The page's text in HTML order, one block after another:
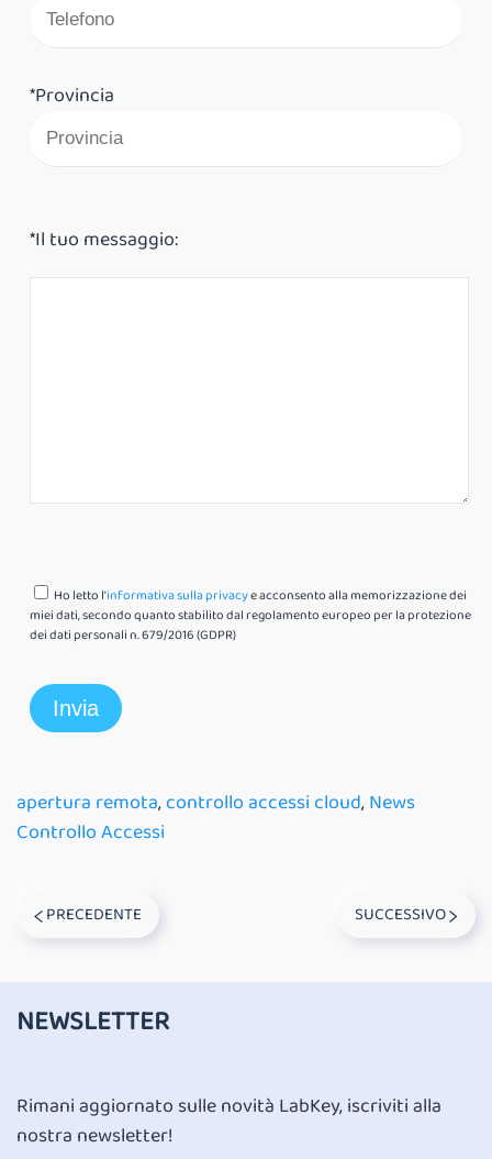
*Provincia
*Il tuo messaggio:
Ho letto l'informativa sulla privacye acconsento alla memorizzazione dei
miei dati, secondo quanto stabilito dal regolamento europeo per la protezione
dei dati personali n. 679/2016 (GDPR)
apertura remota,controllo accessi cloud,News
Controllo Accessi
PRECEDENTE SUCCESSIVO
NEWSLETTER
Rimani aggiornato sulle novità LabKey, iscriviti alla
nostra newsletter!